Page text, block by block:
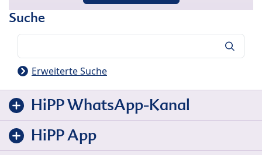
Suche
Erweiterte Suche
HiPP WhatsApp-Kanal
HiPP App